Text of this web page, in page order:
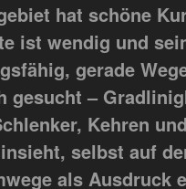
hat schöne
ist wendig und
gerade
gesucht –
Kehren
selbst auf
als Ausdruck